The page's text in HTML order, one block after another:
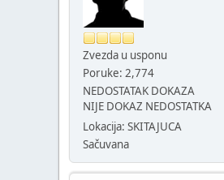
Zvezda u usponu
Poruke: 2,774
NEDOSTATAK DOKAZA
NIJE DOKAZ NEDOSTATKA
Lokacija: SKITAJUCA
Sačuvana